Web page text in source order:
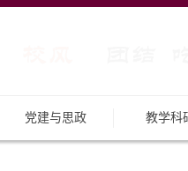
党建与思政 教学科